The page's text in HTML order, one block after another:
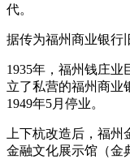
代。
据传为福州商业银行
1935年，福州钱庄
立了私营的福州商业
1949年5月停业。
上下杭改造后，福
金融文化展示馆（金